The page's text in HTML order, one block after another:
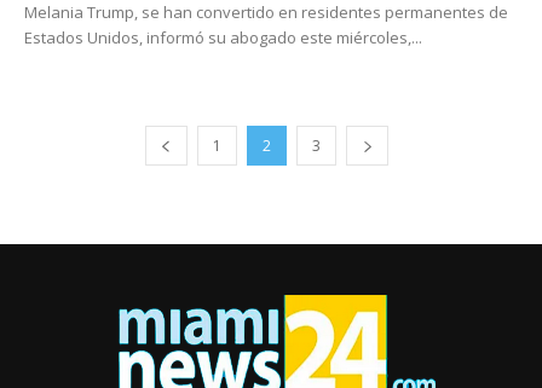
Melania Trump, se han convertido en residentes permanentes de
Estados Unidos, informó su abogado este miércoles,...
1 2 3